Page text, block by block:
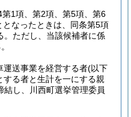
1項、第2項、第5項、第6
なったときは、同条第5項
ただし、当該候補者に係
運送事業を経営する者(以下
る者と生計を一にする親
し、川西町選挙管理委員